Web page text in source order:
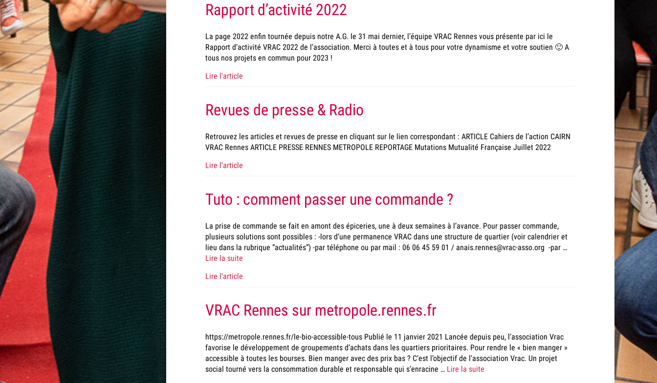
Rapport d’activité 2022
La page 2022 enfin tournée depuis notre A.G. le 31 mai dernier, l’équipe VRAC Rennes vous présente par ici le
Rapport d’activité VRAC 2022 de l’association. Merci à toutes et à tous pour votre dynamisme et votre soutien 🙂 A
tous nos projets en commun pour 2023 !
Lire l'article
Revues de presse & Radio
Retrouvez les articles et revues de presse en cliquant sur le lien correspondant : ARTICLE Cahiers de l’action CAIRN
VRAC Rennes ARTICLE PRESSE RENNES METROPOLE REPORTAGE Mutations Mutualité Française Juillet 2022
Lire l'article
Tuto : comment passer une commande ?
La prise de commande se fait en amont des épiceries, une à deux semaines à l’avance. Pour passer commande,
plusieurs solutions sont possibles : -lors d’une permanence VRAC dans une structure de quartier (voir calendrier et
lieu dans la rubrique “actualités”) -par téléphone ou par mail : 06 06 45 59 01 / anais.rennes@vrac-asso.org -par …
Lire la suite
Lire l'article
VRAC Rennes sur metropole.rennes.fr
https://metropole.rennes.fr/le-bio-accessible-tous Publié le 11 janvier 2021 Lancée depuis peu, l’association Vrac
favorise le développement de groupements d’achats dans les quartiers prioritaires. Pour rendre le « bien manger »
accessible à toutes les bourses. Bien manger avec des prix bas ? C’est l’objectif de l’association Vrac. Un projet
social tourné vers la consommation durable et responsable qui s’enracine … Lire la suite